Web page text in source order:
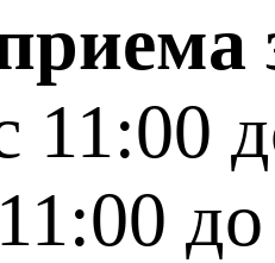
11:00